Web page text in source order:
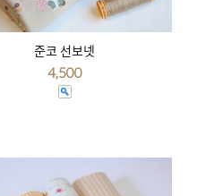
준코 선보넷
4,500